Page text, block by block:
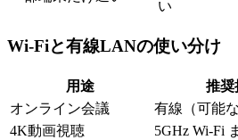
い
Wi-Fiと有線LANの使い分け
用途
推奨
オンライン会議
有線（可能な
4K動画視聴
5GHz Wi-Fi